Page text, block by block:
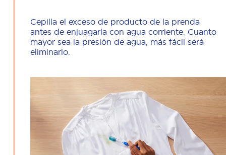
Cepilla el exceso de producto de la prenda
antes de enjuagarla con agua corriente. Cuanto
mayor sea la presión de agua, más fácil será
eliminarlo.